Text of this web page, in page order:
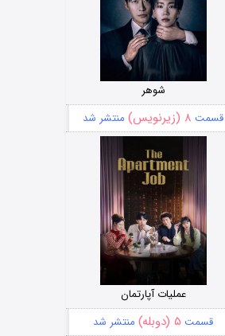
شوهر
قسمت ۸ (زیرنویس) منتشر شد
عملیات آپارتمان
قسمت ۵ (دوبله) منتشر شد